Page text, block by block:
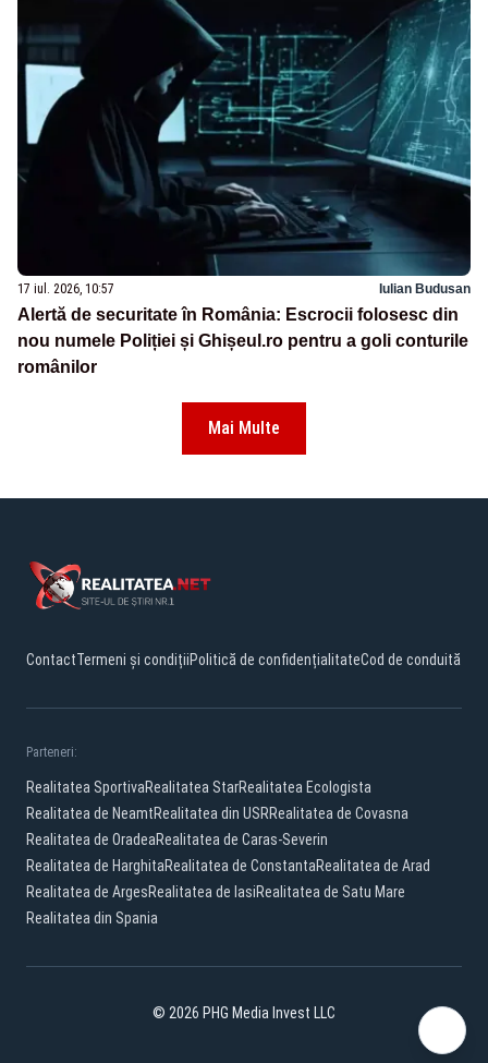
17 iul. 2026, 10:57 Iulian Budusan
Alertă de securitate în România: Escrocii folosesc din
nou numele Poliției și Ghișeul.ro pentru a goli conturile
românilor
Mai Multe
ContactTermeni și condițiiPolitică de confidențialitateCod de conduită
Parteneri:
Realitatea SportivaRealitatea StarRealitatea Ecologista
Realitatea de NeamtRealitatea din USRRealitatea de Covasna
Realitatea de OradeaRealitatea de Caras-Severin
Realitatea de HarghitaRealitatea de ConstantaRealitatea de Arad
Realitatea de ArgesRealitatea de IasiRealitatea de Satu Mare
Realitatea din Spania
© 2026 PHG Media Invest LLC